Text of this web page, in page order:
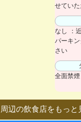
せてい
なし ：
パーキ
さい
全面禁煙
周辺の飲食店をもっ